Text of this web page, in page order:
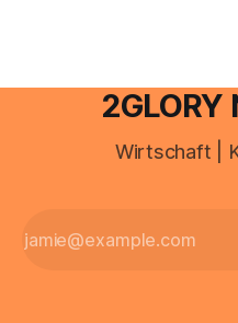
Wirtschaft |